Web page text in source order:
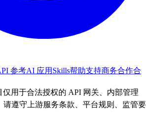
参考AI 应用 Skills帮助支持商务合作合
用于合法授权的 API 网关、内部管理
请遵守上游服务条款、平台规则、监管要